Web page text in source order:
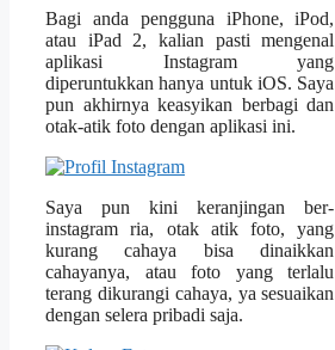
Bagi anda pengguna iPhone, iPod,
atau iPad 2, kalian pasti mengenal
aplikasi Instagram yang
diperuntukkan hanya untuk iOS. Saya
pun akhirnya keasyikan berbagi dan
otak-atik foto dengan aplikasi ini.
Saya pun kini keranjingan ber-
instagram ria, otak atik foto, yang
kurang cahaya bisa dinaikkan
cahayanya, atau foto yang terlalu
terang dikurangi cahaya, ya sesuaikan
dengan selera pribadi saja.